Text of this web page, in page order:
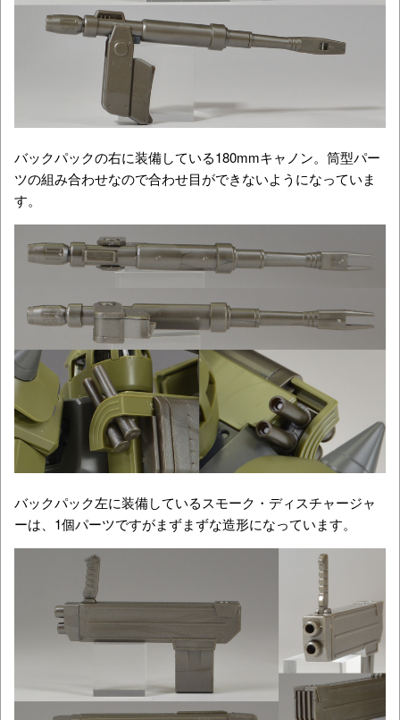
バックパックの右に装備している180mmキャノン。筒型パー
ツの組み合わせなので合わせ目ができないようになっていま
す。
バックパック左に装備しているスモーク・ディスチャージャ
ーは、1個パーツですがまずまずな造形になっています。